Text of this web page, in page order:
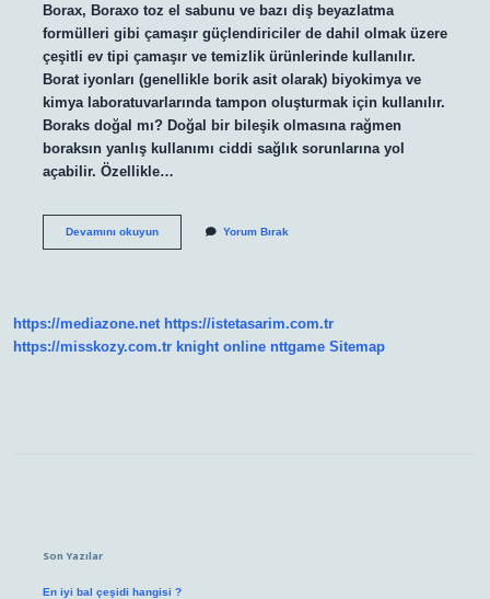
Borax, Boraxo toz el sabunu ve bazı diş beyazlatma
formülleri gibi çamaşır güçlendiriciler de dahil olmak üzere
çeşitli ev tipi çamaşır ve temizlik ürünlerinde kullanılır.
Borat iyonları (genellikle borik asit olarak) biyokimya ve
kimya laboratuvarlarında tampon oluşturmak için kullanılır.
Boraks doğal mı? Doğal bir bileşik olmasına rağmen
boraksın yanlış kullanımı ciddi sağlık sorunlarına yol
açabilir. Özellikle…
Devamını okuyunBoraks
Yorum Bırak
https://mediazone.net https://istetasarim.com.tr
https://misskozy.com.tr knight online nttgame Sitemap
Son Yazılar
En iyi bal çeşidi hangisi ?